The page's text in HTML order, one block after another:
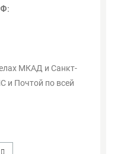
МКАД и Санкт-
и Почтой по всей